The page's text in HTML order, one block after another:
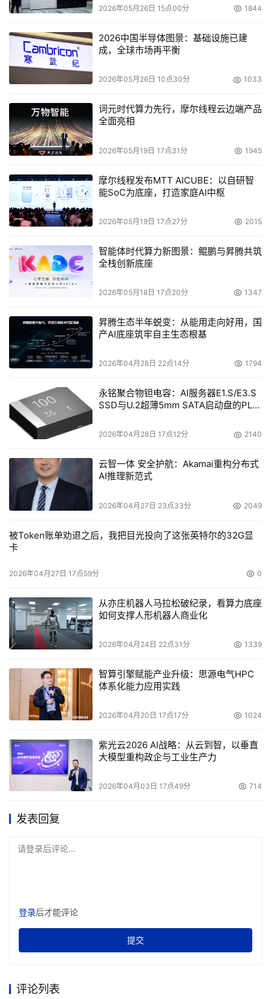
RISS），再接下来还有IBM DRR50，NetApp的
Nexsan，Permabit也陆续推出了自己的产品。
经过三轮融资后，Archivas共获得投资2800万美元。原
Venture Partners、Solstice Capital都参与了本轮融资。
据Voight称，这轮融资获得的1200万美元将主要用于加
作为该公司一名高管，但是市场副总裁Asim Zaheer和业务
拓展副总裁Neil Colstad已经离开了Archivas。Cummings
之前就职于存储资源管理创业公司ApplQ，去年AppIQ被惠
普收购。
本文来源于DOIT传媒，文章内容仅供参考，不构成投资建议。
2026年05月26日 15点00分 1844
2026中国半导体图景：基础设施已建
成，全球市场再平衡
2026年05月26日 10点30分 1033
词元时代算力先行，摩尔线程云边端产品
全面亮相
2026年05月19日 17点31分 1945
摩尔线程发布MTT AICUBE：以自研智
能SoC为底座，打造家庭AI中枢
2026年05月19日 17点27分 2015
智能体时代算力新图景：鲲鹏与昇腾共筑
全栈创新底座
2026年05月18日 17点20分 1347
昇腾生态半年蜕变：从能用走向好用，国
产AI底座筑牢自主生态根基
2026年04月28日 22点14分 1794
永铭聚合物钽电容：AI服务器E1.S/E3.S
SSD与U.2超薄5mm SATA启动盘的PLP
2026年04月28日 17点12分 2140
云智一体 安全护航：Akamai重构分布式
AI推理新范式
2026年04月27日 23点33分 2049
被Token账单劝退之后，我把目光投向了这张英特尔的32G显
卡
2026年04月27日 17点59分 0
从亦庄机器人马拉松破纪录，看算力底座
如何支撑人形机器人商业化
2026年04月24日 22点31分 1339
智算引擎赋能产业升级：思源电气HPC
体系化能力应用实践
2026年04月20日 17点17分 1024
紫光云2026 AI战略：从云到智，以垂直
大模型重构政企与工业生产力
2026年04月03日 17点49分 714
发表回复
请登录后评论...
登录后才能评论
提交
评论列表